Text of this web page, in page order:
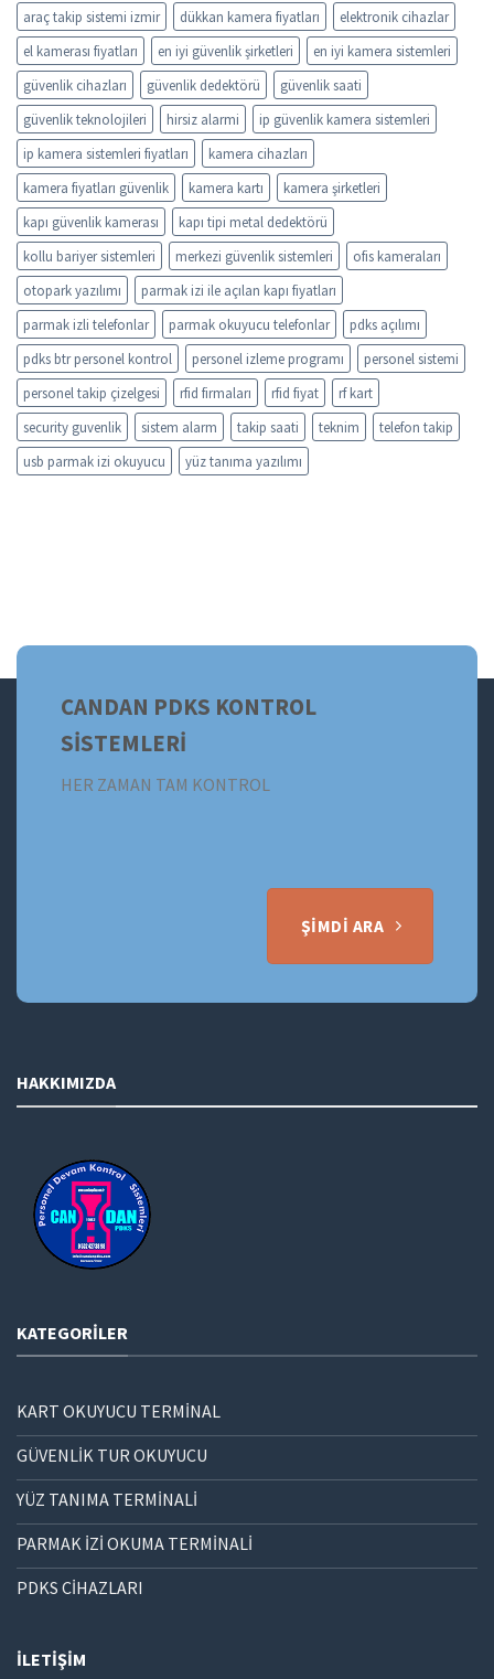
araç takip sistemi izmir
dükkan kamera fiyatları
elektronik cihazlar
el kamerası fiyatları
en iyi güvenlik şirketleri
en iyi kamera sistemleri
güvenlik cihazları
güvenlik dedektörü
güvenlik saati
güvenlik teknolojileri
hirsiz alarmi
ip güvenlik kamera sistemleri
ip kamera sistemleri fiyatları
kamera cihazları
kamera fiyatları güvenlik
kamera kartı
kamera şirketleri
kapı güvenlik kamerası
kapı tipi metal dedektörü
kollu bariyer sistemleri
merkezi güvenlik sistemleri
ofis kameraları
otopark yazılımı
parmak izi ile açılan kapı fiyatları
parmak izli telefonlar
parmak okuyucu telefonlar
pdks açılımı
pdks btr personel kontrol
personel izleme programı
personel sistemi
personel takip çizelgesi
rfid firmaları rfid fiyat
rf kart
security guvenlik
sistem alarm takip saati teknim
telefon takip
usb parmak izi okuyucu
yüz tanıma yazılımı
CANDAN PDKS KONTROL
SİSTEMLERİ
HER ZAMAN TAM KONTROL
ŞIMDI ARA
HAKKIMIZDA
KATEGORILER
KART OKUYUCU TERMİNAL
GÜVENLİK TUR OKUYUCU
YÜZ TANIMA TERMİNALİ
PARMAK İZİ OKUMA TERMİNALİ
PDKS CİHAZLARI
İLETIŞIM